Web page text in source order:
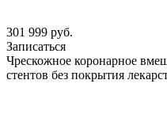
301 999 руб.
Записаться
Чрескожное коронарное
стентов без покрытия